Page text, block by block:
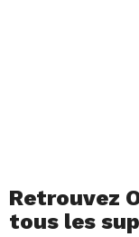
Retrouvez
tous les